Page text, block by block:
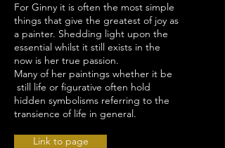
For Ginny it is often the most simple
things that give the greatest of joy as
a painter. Shedding light upon the
essential whilst it still exists in the
now is her true passion.
Many of her paintings whether it be
still life or figurative often hold
hidden symbolisms referring to the
transience of life in general.
Link to page